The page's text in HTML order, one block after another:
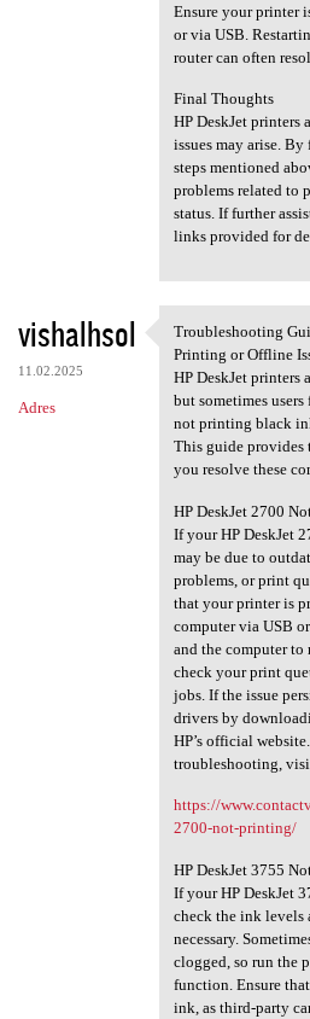
Ensure your printer
or via USB.
router can often
Final Thoughts
HP DeskJet printers
issues may arise.
steps mentioned
problems related to
status. If further
links provided for
vishalhsol
11.02.2025
Adres
Troubleshooting
Troubleshooting
Printing or Offline
HP DeskJet
but sometimes
not printing black
This guide provides
you resolve these
HP DeskJet 2700
If your HP DeskJet
may be due to
problems, or print
that your printer is
computer via USB
and the computer to
check your print
jobs. If the issue
drivers by
HP’s official
troubleshooting,
https://
2700-not-printing/
HP DeskJet 3755
If your HP DeskJet
check the ink levels
necessary.
clogged, so run the
function. Ensure
ink, as third-party